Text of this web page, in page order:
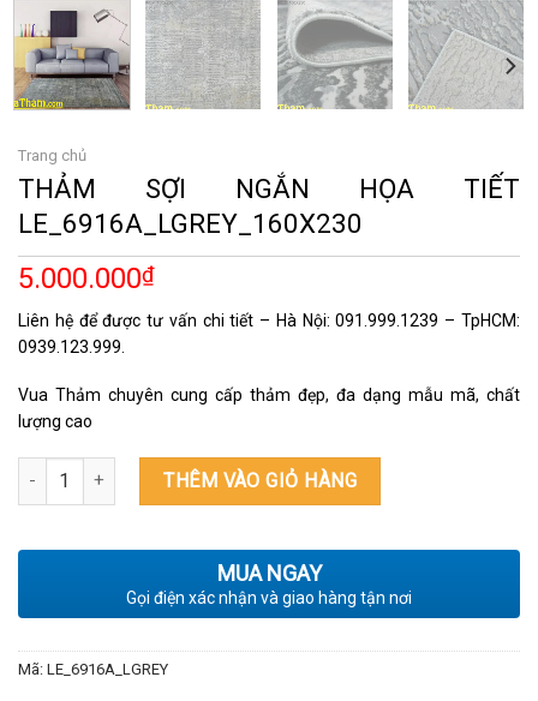
Trang chủ
THẢM SỢI NGẮN HỌA TIẾT
LE_6916A_LGREY_160X230
5.000.000₫
Liên hệ để được tư vấn chi tiết – Hà Nội: 091.999.1239 – TpHCM:
0939.123.999.
Vua Thảm chuyên cung cấp thảm đẹp, đa dạng mẫu mã, chất
lượng cao
THẢM SỢI NGẮN HỌA TIẾT LE_6916A_LGREY_160X230 số lượng
THÊM VÀO GIỎ HÀNG
MUA NGAY
Gọi điện xác nhận và giao hàng tận nơi
Mã: LE_6916A_LGREY